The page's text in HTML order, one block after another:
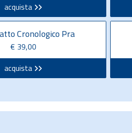
acquista
Cronologico Pra
€ 39,00
acquista